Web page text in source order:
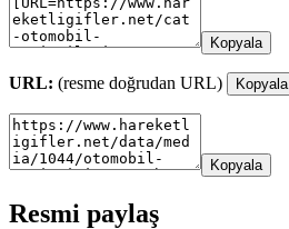
Kopyala
URL: (resme doğrudan URL) Kopyala
Kopyala
Resmi paylaş